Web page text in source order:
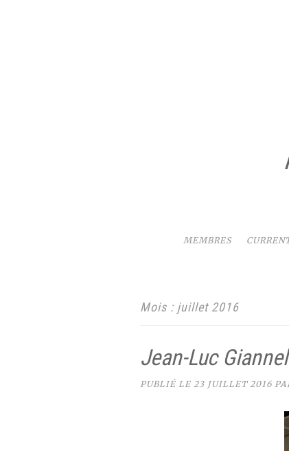
MEMBRES
Mois : juillet 2016
Jean-Luc
PUBLIÉ LE 23 JUILLET 2016